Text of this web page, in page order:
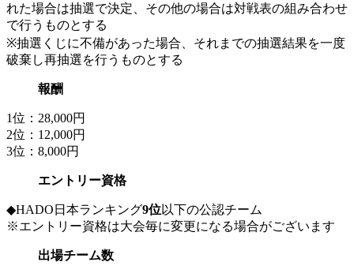
れた場合は抽選で決定、その他の場合は対戦表の組み合わせ
で行うものとする
※抽選くじに不備があった場合、それまでの抽選結果を一度
破棄し再抽選を行うものとする
報酬
1位：28,000円
2位：12,000円
3位：8,000円
エントリー資格
◆HADO日本ランキング9位以下の公認チーム
※エントリー資格は大会毎に変更になる場合がございます
出場チーム数